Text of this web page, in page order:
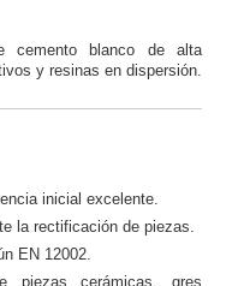
cemento blanco de alta
y resinas en dispersión.
inicial excelente.
la rectificación de piezas.
EN 12002.